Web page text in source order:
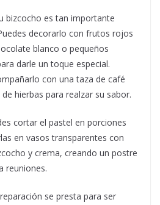
bizcocho es tan importante
decorarlo con frutos rojos
blanco o pequeños
darle un toque especial.
con una taza de café
hierbas para realzar su sabor.
cortar el pastel en porciones
en vasos transparentes con
y crema, creando un postre
reuniones.
se presta para ser